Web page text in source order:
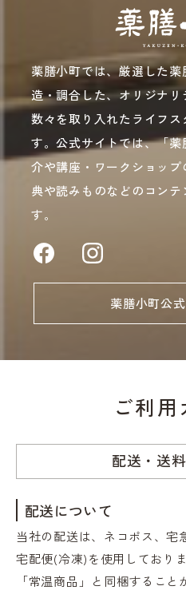
薬膳小町では、厳選した
造・調合した、オリジナ
数々を取り入れたライフ
す。公式サイトでは、「
介や講座・ワークショッ
典や読みものなどのコン
す。
薬膳小町公
ご利用
配送・送
配送について
当社の配送は、ネコポス、宅
宅配便(冷凍)を使用しており
「常温商品」と同梱するこ